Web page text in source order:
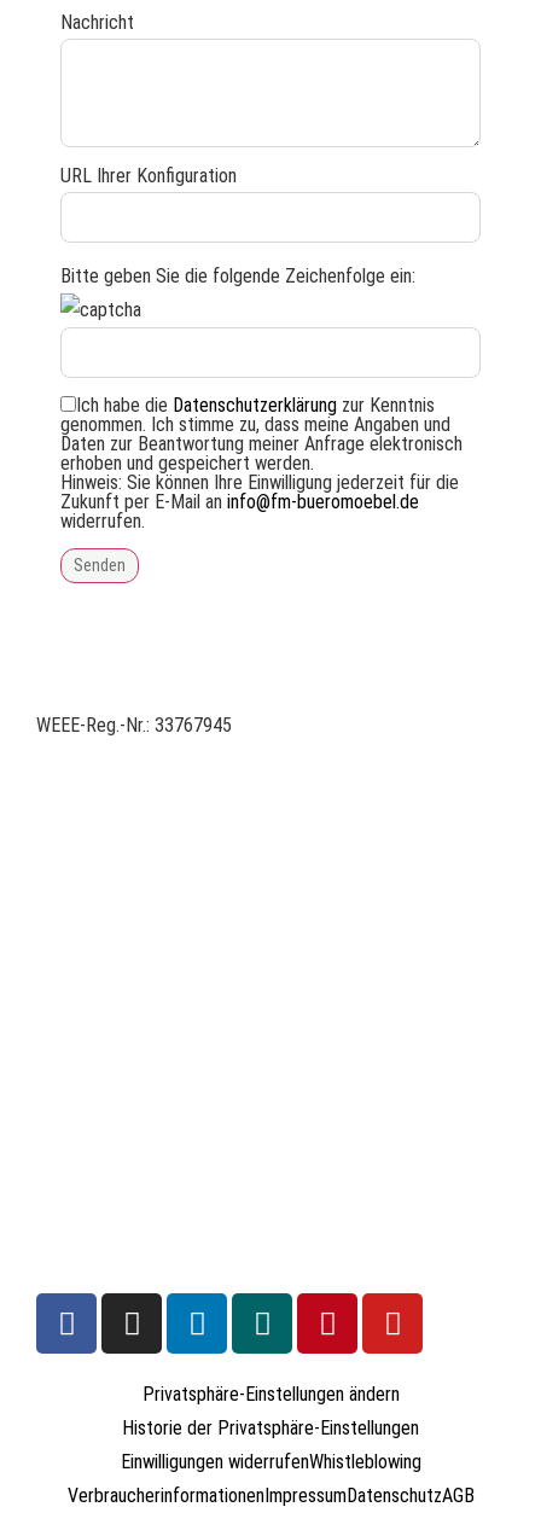
Nachricht
URL Ihrer Konfiguration
Bitte geben Sie die folgende Zeichenfolge ein:
Ich habe die Datenschutzerklärung zur Kenntnis
genommen. Ich stimme zu, dass meine Angaben und
Daten zur Beantwortung meiner Anfrage elektronisch
erhoben und gespeichert werden.
Hinweis: Sie können Ihre Einwilligung jederzeit für die
Zukunft per E-Mail an info@fm-bueromoebel.de
widerrufen.
WEEE-Reg.-Nr.: 33767945
Privatsphäre-Einstellungen ändern
Historie der Privatsphäre-Einstellungen
Einwilligungen widerrufenWhistleblowing
VerbraucherinformationenImpressumDatenschutzAGB